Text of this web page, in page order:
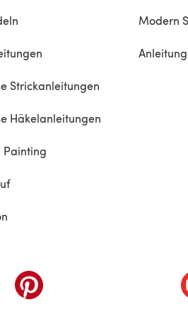
Strickanleitungen
Häkelanleitungen
Painting
Modern
(öffnet sich in einem neuen